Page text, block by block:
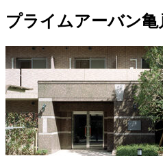
プライムアーバン亀